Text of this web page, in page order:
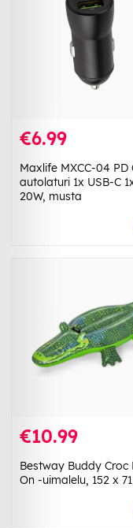
€6.99
Maxlife MXCC-04 PD
autolaturi 1x USB-C
20W, musta
€10.99
Bestway Buddy Croc
On -uimalelu, 152 x